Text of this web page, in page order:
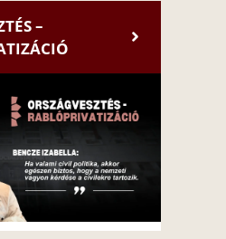
–